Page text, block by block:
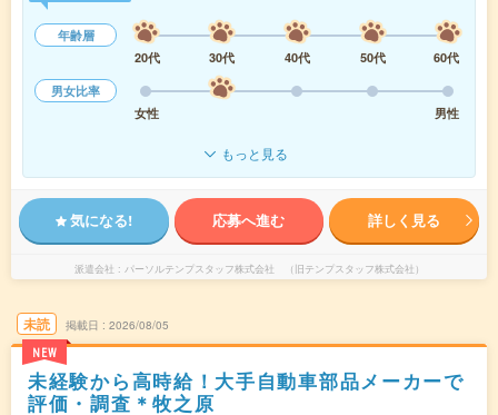
年齢層
20代
30代 40代 50代
60代
男女比率
女性
男性
もっと見る
気になる! 応募へ進む 詳しく見る
派遣会社 パーソルテンプスタッフ株式会社 （旧テンプスタッフ株式会社）
未読
NEW
掲載日 2026/08/05
未経験から高時給！大手自動車部品メーカーで
評価・調査＊牧之原